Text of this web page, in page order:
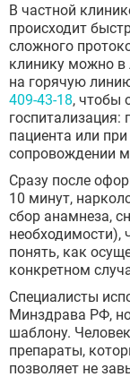
В частной
происходит
сложного
клинику можно в
на горячую
409-43-18, чтобы
пациента или
сопровождении
Сразу после
10 минут,
сбор анамнеза,
необходимости),
понять, как
конкретном
Специалисты
Минздрава РФ,
шаблону.
препараты,
позволяет не